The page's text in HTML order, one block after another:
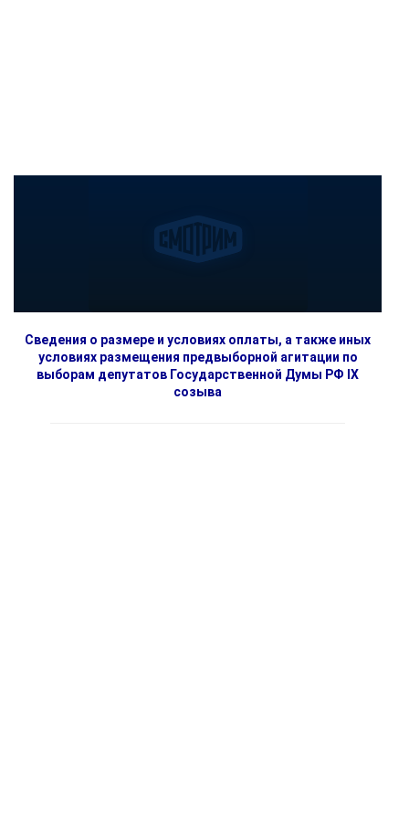
Сведения о размере и условиях оплаты, а также иных
условиях размещения предвыборной агитации по
выборам депутатов Государственной Думы РФ IX
созыва